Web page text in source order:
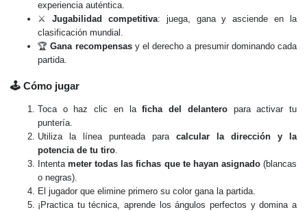
experiencia auténtica.
⚔️ Jugabilidad competitiva: juega, gana y asciende en la
clasificación mundial.
🏆Gana recompensasy el derecho a presumir dominando cada
partida.
🕹️ Cómo jugar
Toca o haz clic en laficha del delanteropara activar tu
puntería.
Utiliza la línea punteada para calcular la dirección y la
potencia de tu tiro
Intentameter todas las fichas que te hayan asignado(blancas
o negras).
El jugador que elimine primero su color gana la partida.
¡Practica tu técnica, aprende los ángulos perfectos y domina a